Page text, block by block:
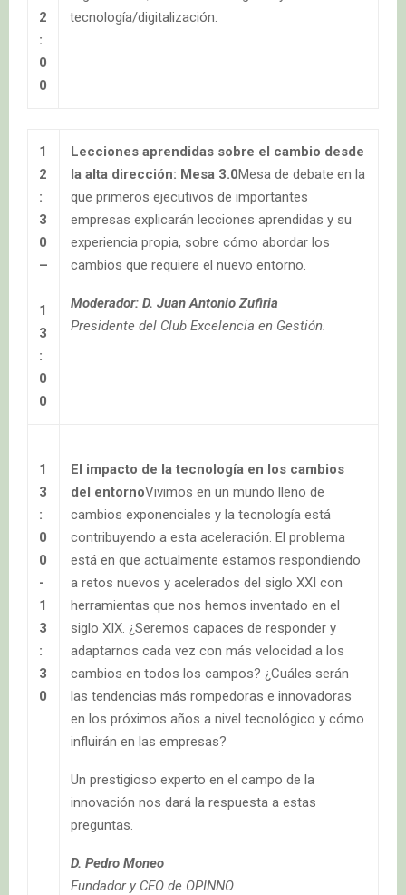
2
:
0
0
tecnología/digitalización.
1
2
:
3
0
–
1
3
:
0
0
Lecciones aprendidas sobre el cambio desde
la alta dirección: Mesa 3.0Mesa de debate en la
que primeros ejecutivos de importantes
empresas explicarán lecciones aprendidas y su
experiencia propia, sobre cómo abordar los
cambios que requiere el nuevo entorno.
Moderador: D. Juan Antonio Zufiria
Presidente del Club Excelencia en Gestión.
1
3
:
0
0
-
1
3
:
3
0
El impacto de la tecnología en los cambios
del entornoVivimos en un mundo lleno de
cambios exponenciales y la tecnología está
contribuyendo a esta aceleración. El problema
está en que actualmente estamos respondiendo
a retos nuevos y acelerados del siglo XXI con
herramientas que nos hemos inventado en el
siglo XIX. ¿Seremos capaces de responder y
adaptarnos cada vez con más velocidad a los
cambios en todos los campos? ¿Cuáles serán
las tendencias más rompedoras e innovadoras
en los próximos años a nivel tecnológico y cómo
influirán en las empresas?
Un prestigioso experto en el campo de la
innovación nos dará la respuesta a estas
preguntas.
D. Pedro Moneo
Fundador y CEO de OPINNO.